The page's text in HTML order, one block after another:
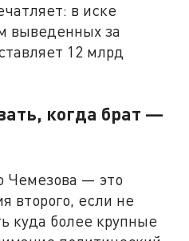
в иске
выведенных за
12 млрд
когда брат —
Чемезова — это
второго, если не
куда более крупные